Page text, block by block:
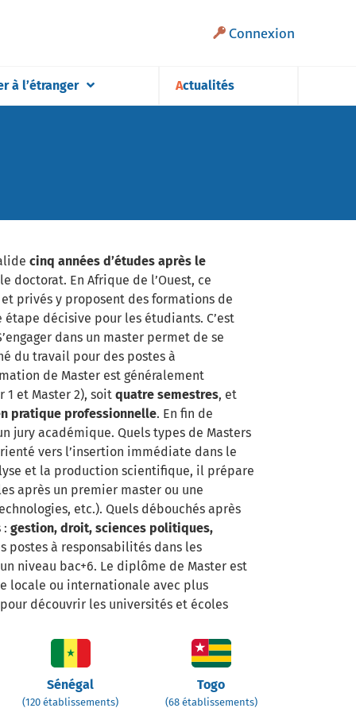
Connexion
à l’étranger Actualités
cinq années d’études après le
doctorat. En Afrique de l’Ouest, ce
privés y proposent des formations de
décisive pour les étudiants. C’est
dans un master permet de se
du travail pour des postes à
de Master est généralement
1 et Master 2), soit quatre semestres, et
pratique professionnelle. En fin de
jury académique. Quels types de Masters
vers l’insertion immédiate dans le
et la production scientifique, il prépare
après un premier master ou une
etc.). Quels débouchés après
: gestion, droit, sciences politiques,
postes à responsabilités dans les
niveau bac+6. Le diplôme de Master est
locale ou internationale avec plus
découvrir les universités et écoles
Sénégal
(120 établissements)
Togo
(68 établissements)